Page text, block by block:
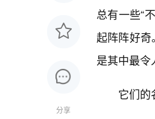
分享
总有一些“
起阵阵好
是其中最令
它们的